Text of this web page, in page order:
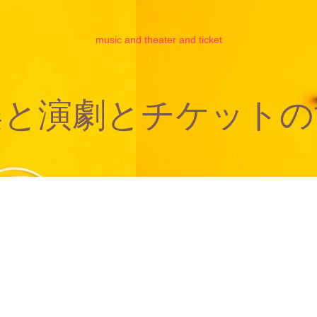
music and theater and ticket
演劇とチケット